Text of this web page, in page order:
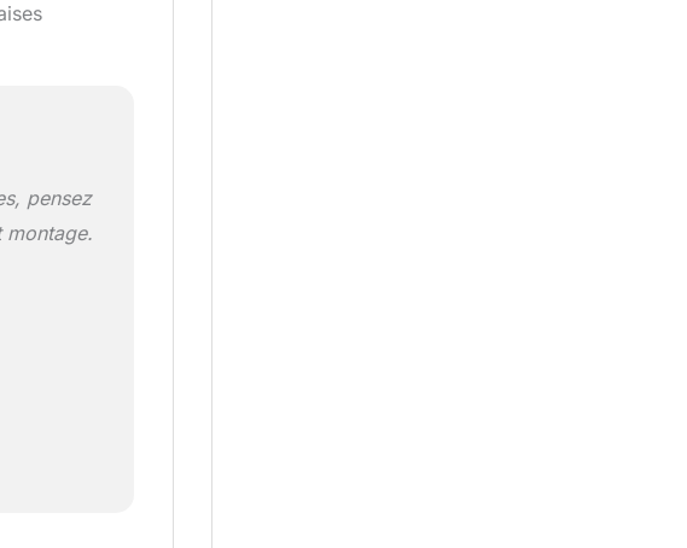
pensez
montage.